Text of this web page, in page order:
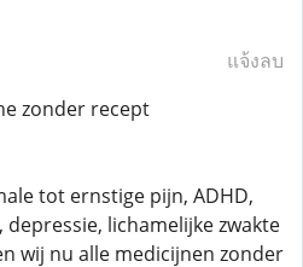
แจ้งลบ
zonder recept
tot ernstige pijn, ADHD,
lichamelijke zwakte
wij nu alle medicijnen zonder